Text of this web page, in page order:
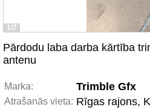
1/7
Pārdodu laba darba kārtība
antenu
Marka: Trimble Gfx
Atrašanās vieta: Rīgas rajons,